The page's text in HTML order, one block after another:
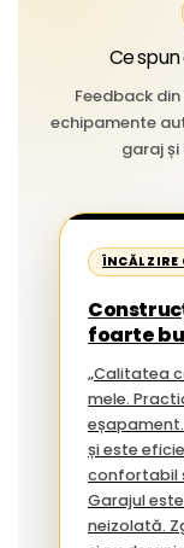
Ce spun
Feedback
echipamente
garaj
ÎNCĂLZIRE
foarte
„Calitatea
mele. Practic nu se vede
și este
confortabil să lucrezi
Garajul
neizolată.